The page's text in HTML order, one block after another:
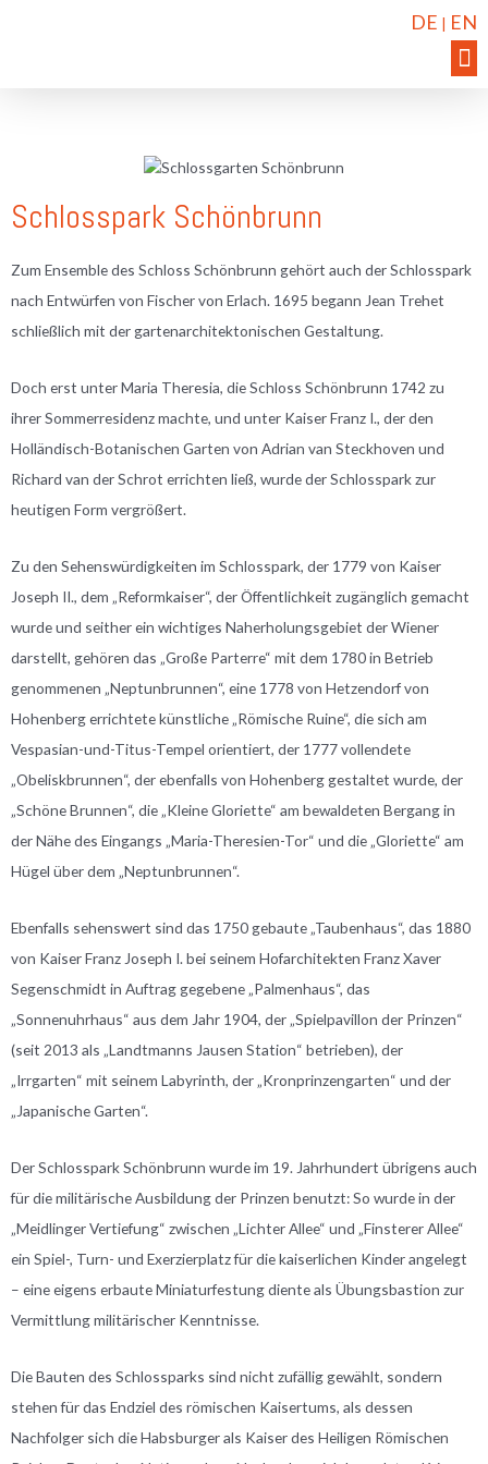
DE | EN
Schlosspark Schönbrunn
Zum Ensemble des Schloss Schönbrunn gehört auch der Schlosspark
nach Entwürfen von Fischer von Erlach. 1695 begann Jean Trehet
schließlich mit der gartenarchitektonischen Gestaltung.
Doch erst unter Maria Theresia, die Schloss Schönbrunn 1742 zu
ihrer Sommerresidenz machte, und unter Kaiser Franz I., der den
Holländisch-Botanischen Garten von Adrian van Steckhoven und
Richard van der Schrot errichten ließ, wurde der Schlosspark zur
heutigen Form vergrößert.
Zu den Sehenswürdigkeiten im Schlosspark, der 1779 von Kaiser
Joseph II., dem „Reformkaiser“, der Öffentlichkeit zugänglich gemacht
wurde und seither ein wichtiges Naherholungsgebiet der Wiener
darstellt, gehören das „Große Parterre“ mit dem 1780 in Betrieb
genommenen „Neptunbrunnen“, eine 1778 von Hetzendorf von
Hohenberg errichtete künstliche „Römische Ruine“, die sich am
Vespasian-und-Titus-Tempel orientiert, der 1777 vollendete
„Obeliskbrunnen“, der ebenfalls von Hohenberg gestaltet wurde, der
„Schöne Brunnen“, die „Kleine Gloriette“ am bewaldeten Bergang in
der Nähe des Eingangs „Maria-Theresien-Tor“ und die „Gloriette“ am
Hügel über dem „Neptunbrunnen“.
Ebenfalls sehenswert sind das 1750 gebaute „Taubenhaus“, das 1880
von Kaiser Franz Joseph I. bei seinem Hofarchitekten Franz Xaver
Segenschmidt in Auftrag gegebene „Palmenhaus“, das
„Sonnenuhrhaus“ aus dem Jahr 1904, der „Spielpavillon der Prinzen“
(seit 2013 als „Landtmanns Jausen Station“ betrieben), der
„Irrgarten“ mit seinem Labyrinth, der „Kronprinzengarten“ und der
„Japanische Garten“.
Der Schlosspark Schönbrunn wurde im 19. Jahrhundert übrigens auch
für die militärische Ausbildung der Prinzen benutzt: So wurde in der
„Meidlinger Vertiefung“ zwischen „Lichter Allee“ und „Finsterer Allee“
ein Spiel-, Turn- und Exerzierplatz für die kaiserlichen Kinder angelegt
– eine eigens erbaute Miniaturfestung diente als Übungsbastion zur
Vermittlung militärischer Kenntnisse.
Die Bauten des Schlossparks sind nicht zufällig gewählt, sondern
stehen für das Endziel des römischen Kaisertums, als dessen
Nachfolger sich die Habsburger als Kaiser des Heiligen Römischen